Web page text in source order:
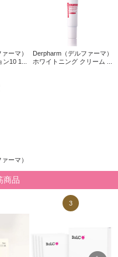
ーマ）
10 1...
Derpharm（デルファーマ）
ホワイトニング クリーム ...
ーマ）
商品
3